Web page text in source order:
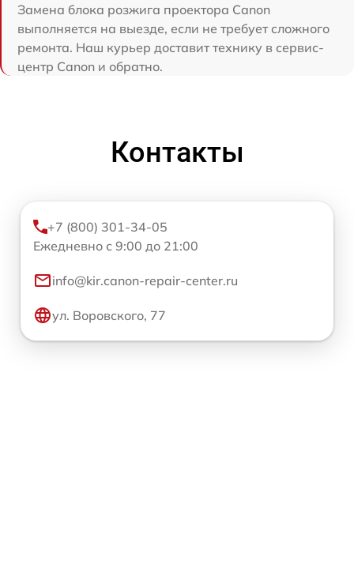
Замена блока розжига проектора Canon
выполняется на выезде, если не требует сложного
ремонта. Наш курьер доставит технику в сервис-
центр Canon и обратно.
Контакты
+7 (800) 301-34-05
Ежедневно с 9:00 до 21:00
info@kir.canon-repair-center.ru
ул. Воровского, 77